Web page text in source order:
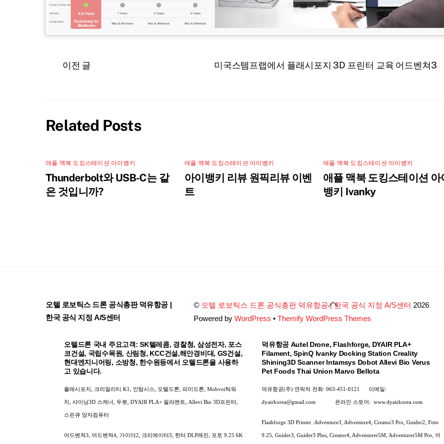
이전 글 미국스템프랩에서 플래시포지 3D 프린터 교육 어드벤쳐3
Related Posts
애플 맥북 도킹스테이션 아이뱅키
Thunderbolt와 USB-C는 같
은 것입니까?
애플 맥북 도킹스테이션 아이뱅키
아이뱅키 리뷰 원픽리뷰 이벤
트
애플 맥북 도킹스테이션 아이뱅키
애플 맥북 도킹스테이션 아
뱅키 Ivanky
Back
To
오텔 로보틱스 드론 공식총판 덕유항공 |
한국 공식 지정 A/S센터
© 오텔 로보틱스 드론 공식총판 덕유항공 | 한국 공식 지정 A/S센터 2026
Powered byWordPress •Themify WordPress Themes
오텔드론 국내 주요고객: SK텔레콤, 경찰청, 삼성전자, 포스
코건설, 국립수목원, 산림청, KCC건설,해안경비대, GS건설,
현대엔지니어링, 소방청, 한수원등에서 오텔드론을 사용하
고 있습니다.
플래시포지, 크리얼리티 K1, 인탐시스, 오텔드론, 피미드론, Mobvoi틱워
치, 샤이닝3D 스캐너, 두봇, DYAIR PLA+ 필라멘트, Allevi Bio 3D프린터,
스핀큐 양자컴퓨터
어드벤쳐3, 어드벤쳐4, 가이더2, 크리에이터3, 헌터 DLP레진, 포토 9.25 6K
덕유항공 Autel Drone, Flashforge, DYAIR PLA+
Filament, SpinQ Ivanky Docking Station Creality
Shining3D Scanner Intamsys Dobot Allevi Bio Verus
Pet Foods Thai Union Marvo Bellota
덕유항공(주) 연락처 전화: 063-451-0121 이메일:
dyairkorea@gmail.com온라인 스토어: www.dyairkorea.com
Flashforge 3D Printer :Adventure3, Adventure4, Creator3 Pro, Guider2, Foto
9.25, Guider3, Guider3 Plus, Creator4, Adventurer5M, Adventurer5M Pro, 어